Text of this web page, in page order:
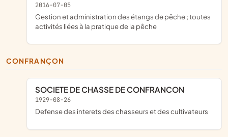
2016-07-05
gestion et administration des étangs de pêche ; toutes
activités liées à la pratique de la pêche
CONFRANÇON
SOCIETE DE CHASSE DE CONFRANCON
1929-08-26
defense des interets des chasseurs et des cultivateurs